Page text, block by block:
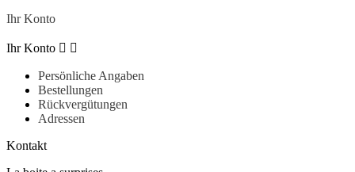
Ihr Konto
Ihr Konto  
Persönliche Angaben
Bestellungen
Rückvergütungen
Adressen
Kontakt